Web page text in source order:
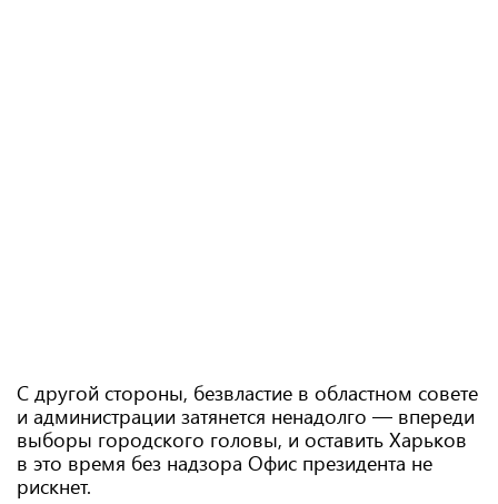
С другой стороны, безвластие в областном совете
и администрации затянется ненадолго — впереди
выборы городского головы, и оставить Харьков
в это время без надзора Офис президента не
рискнет.